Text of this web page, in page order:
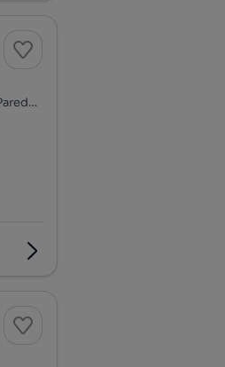
Praceta Ilha do Corvo, Quinta da Bela Vista - Arneiro, Carcavelos e Parede, Cascais, Lisboa